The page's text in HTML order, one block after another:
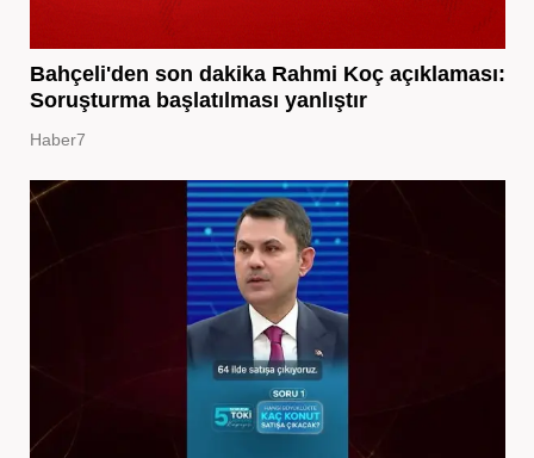
Bahçeli'den son dakika Rahmi Koç açıklaması:
Soruşturma başlatılması yanlıştır
Haber7